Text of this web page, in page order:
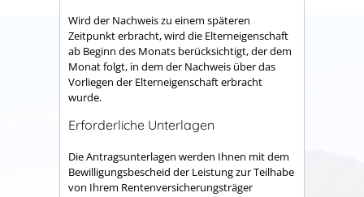
Wird der Nachweis zu einem späteren
Zeitpunkt erbracht, wird die Elterneigenschaft
ab Beginn des Monats berücksichtigt, der dem
Monat folgt, in dem der Nachweis über das
Vorliegen der Elterneigenschaft erbracht
wurde.
Erforderliche Unterlagen
Die Antragsunterlagen werden Ihnen mit dem
Bewilligungsbescheid der Leistung zur Teilhabe
von Ihrem Rentenversicherungsträger